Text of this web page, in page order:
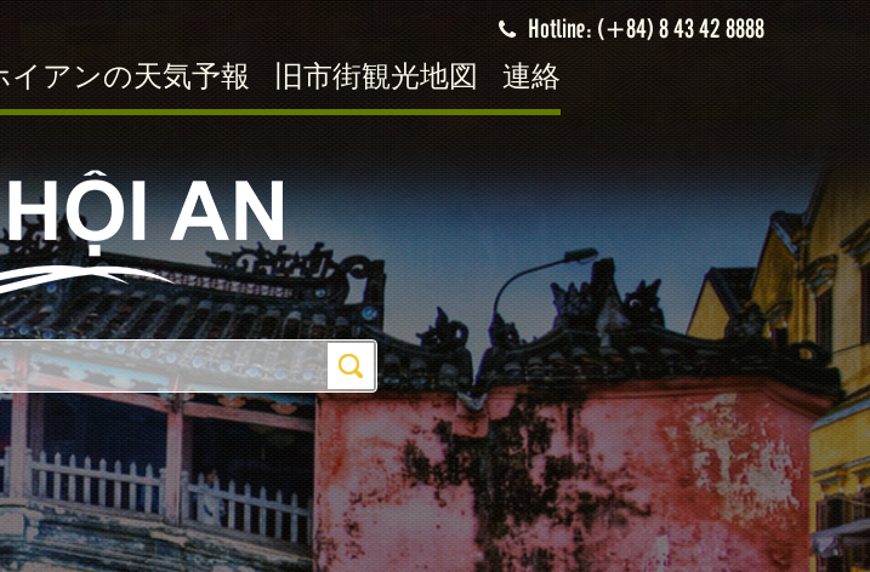
Hotline: (+84) 8 43 42 8888
イアンの天気予報 旧市街観光地図 連絡